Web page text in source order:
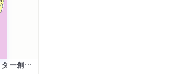
７日でできるキャラクター創作入門